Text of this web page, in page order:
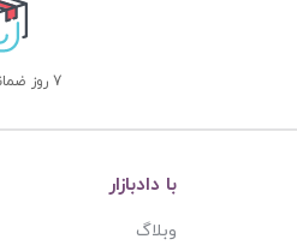
7 روز ضمانت بازگشت
با دادبازار
وبلاگ